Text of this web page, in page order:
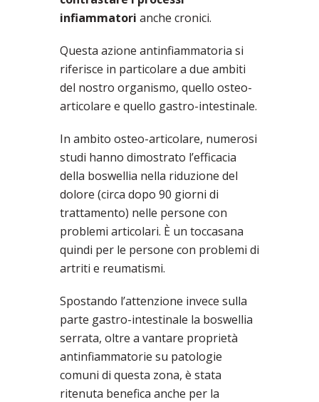
infiammatori anche cronici.
Questa azione antinfiammatoria si
riferisce in particolare a due ambiti
del nostro organismo, quello osteo-
articolare e quello gastro-intestinale.
In ambito osteo-articolare, numerosi
studi hanno dimostrato l’efficacia
della boswellia nella riduzione del
dolore (circa dopo 90 giorni di
trattamento) nelle persone con
problemi articolari. È un toccasana
quindi per le persone con problemi di
artriti e reumatismi.
Spostando l’attenzione invece sulla
parte gastro-intestinale la boswellia
serrata, oltre a vantare proprietà
antinfiammatorie su patologie
comuni di questa zona, è stata
ritenuta benefica anche per la